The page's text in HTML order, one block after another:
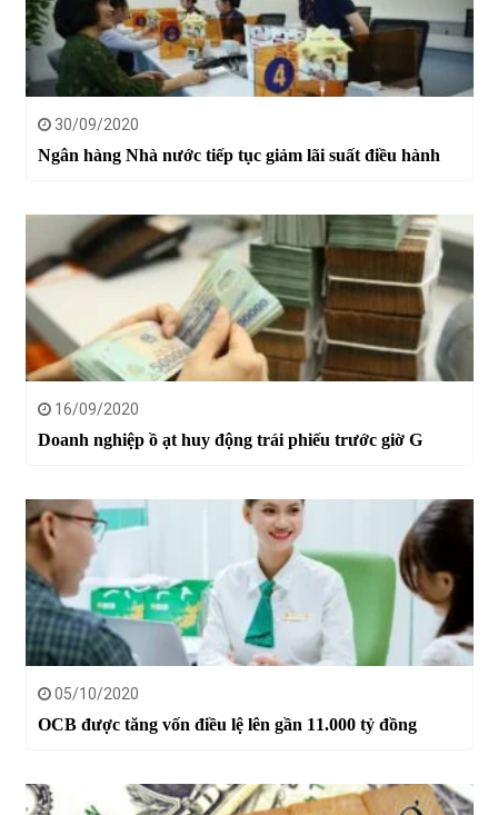
30/09/2020
Ngân hàng Nhà nước tiếp tục giảm lãi suất điều hành
16/09/2020
Doanh nghiệp ồ ạt huy động trái phiếu trước giờ G
05/10/2020
OCB được tăng vốn điều lệ lên gần 11.000 tỷ đồng